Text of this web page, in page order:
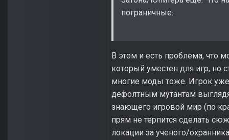
пограничные.
В этом и есть проблема, что
который уместен для игр, но
многие моды тоже. Игрок
дефолтным мутантам
знающего игровой мир (по
прям не терпится сделать
локации за ученого/